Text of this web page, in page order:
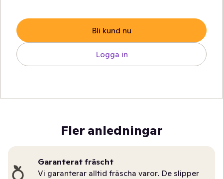
Bli kund nu
Logga in
Fler anledningar
Garanterat fräscht
Vi garanterar alltid fräscha varor. De slipper